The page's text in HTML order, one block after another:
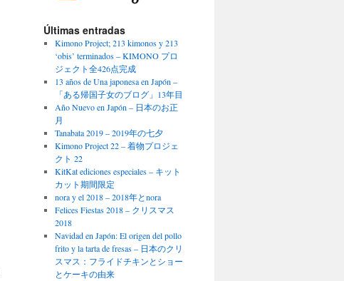
Últimas entradas
Kimono Project; 213 kimonos y 213
‘obis’ terminados – KIMONO プロ
ジェクト全426点完成
13 años de Una japonesa en Japón –
「ある帰国子女のブログ」13年目
Año Nuevo en Japón – 日本のお正
月
Tanabata 2019 – 2019年の七夕
Kimono Project 22 – 着物プロジェ
クト 22
KitKat ediciones especiales – キット
カット期間限定
nora y el 2018 – 2018年とnora
Felices Fiestas 2018 – クリスマス
2018
Navidad en Japón: El origen del pollo
frito y la tarta de fresas – 日本のクリ
スマス：フライドチキンとショー
とケーキの由来